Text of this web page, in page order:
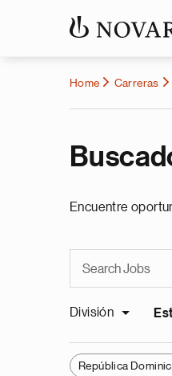
Home Carreras
Encuentre
División
República